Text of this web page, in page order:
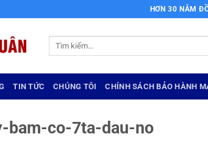
HƠN 30 NĂM
TIN TỨC CHÚNG TÔI CHÍNH SÁCH BẢO HÀNH
bam-co-7ta-dau-no